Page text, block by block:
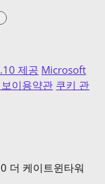
mode off
제공 Microsoft
이용약관 쿠키 관
더 케이트윈타워